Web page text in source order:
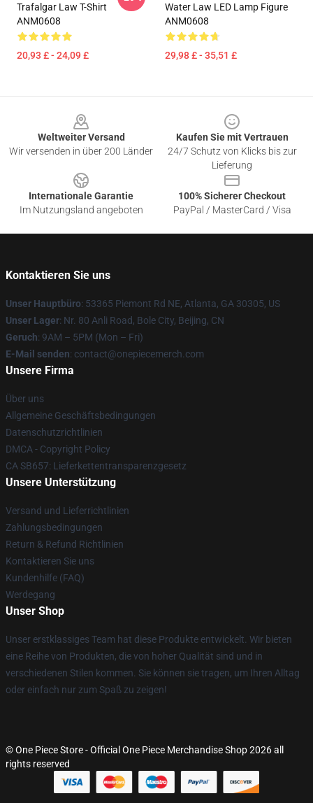
Trafalgar Law T-Shirt
ANM0608
20,93 £ - 24,09 £
Water Law LED Lamp Figure
ANM0608
29,98 £ - 35,51 £
Weltweiter Versand
Wir versenden in über 200 Länder
Kaufen Sie mit Vertrauen
24/7 Schutz von Klicks bis zur
Lieferung
Internationale Garantie
Im Nutzungsland angeboten
100% Sicherer Checkout
PayPal / MasterCard / Visa
Kontaktieren Sie uns
Unser Hauptbüro: 53365 Piemont Rd NE, Atlanta, GA 30305, US
Unser Lager: Nr. 80 Anli Road, Bole City, Beijing, CN
Geruch: 9AM – 5PM (Mon – Fri)
E-Mail senden: contact@onepiecemerch.com
Unsere Firma
Über uns
Allgemeine Geschäftsbedingungen
Datenschutzrichtlinien
DMCA - Copyright Policy
CA SB657: Lieferkettentransparenzgesetz
Unsere Unterstützung
Versand und Lieferrichtlinien
Zahlungsbedingungen
Return & Refund Richtlinien
Kontaktieren Sie uns
Kundenhilfe (FAQ)
Werdegang
Unser Shop
Unser erstklassiges Team hat diese Produkte entwickelt. Wir bieten
eine Reihe von Produkten, die von hoher Qualität sind und in
verschiedenen Stilen kommen. Sie können sie tragen, um Ihren Alltag
oder einfach nur zum Spaß zu zeigen!
© One Piece Store - Official One Piece Merchandise Shop 2026 all
rights reserved